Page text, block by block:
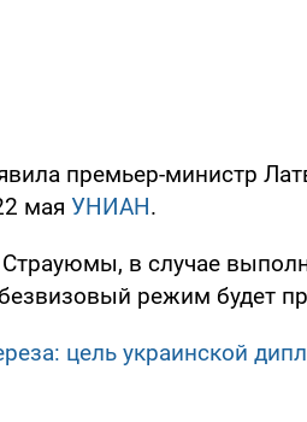
премьер-министр
мая УНИАН.
в случае
режим будет
цель украинской